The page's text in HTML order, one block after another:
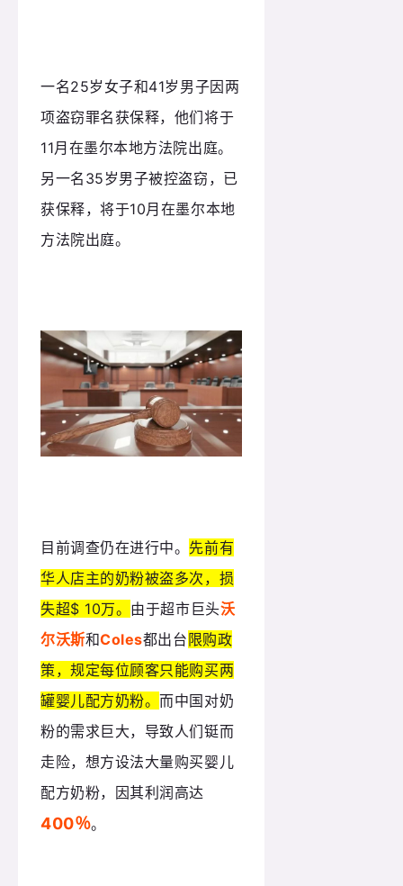
一名25岁女子和41岁男子因两
项盗窃罪名获保释，他们将于
11月在墨尔本地方法院出庭。
另一名35岁男子被控盗窃，已
获保释，将于10月在墨尔本地
方法院出庭。
目前调查仍在进行中。 先前有
华人店主的奶粉被盗多次，损
失超$ 10万。 由于超市巨头沃
尔沃斯和Coles都出台 限购政
策，规定每位顾客只能购买两
罐婴儿配方奶粉。而中国对奶
粉的需求巨大，导致人们铤而
走险，想方设法大量购买婴儿
配方奶粉，因其利润高达
400％。